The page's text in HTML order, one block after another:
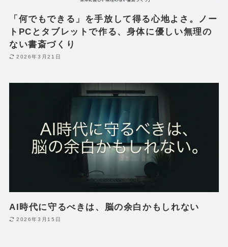
「何でもできる」を手放して得る心地よさ。ノー
トPCとタブレットで作る、身体に優しい無理の
ない書斎づくり
2026年3月21日
AI時代に守るべきは、脳の余白かもしれない
2026年3月15日